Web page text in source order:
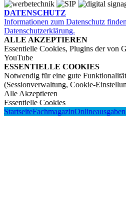
DATENSCHUTZ
Informationen zum Datenschutz
Datenschutzerklärung.
ALLE AKZEPTIEREN
Essentielle Cookies, Plugins der von
YouTube
ESSENTIELLE COOKIES
Notwendig für eine gute
(Sessionverwaltung, Cookie-
Alle Akzeptieren
Essentielle Cookies
StartseiteFachmagazinOnlineausgaben